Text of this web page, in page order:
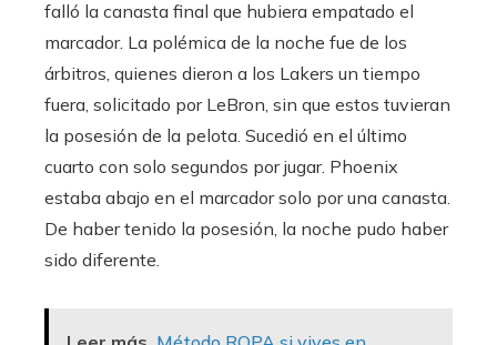
falló la canasta final que hubiera empatado el
marcador. La polémica de la noche fue de los
árbitros, quienes dieron a los Lakers un tiempo
fuera, solicitado por LeBron, sin que estos tuvieran
la posesión de la pelota. Sucedió en el último
cuarto con solo segundos por jugar. Phoenix
estaba abajo en el marcador solo por una canasta.
De haber tenido la posesión, la noche pudo haber
sido diferente.